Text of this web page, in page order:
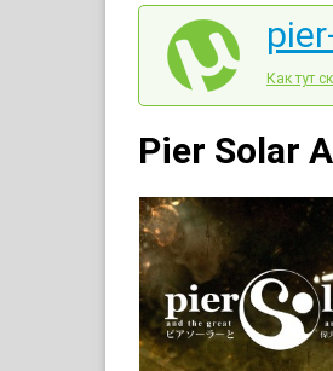
Как тут
Pier Solar